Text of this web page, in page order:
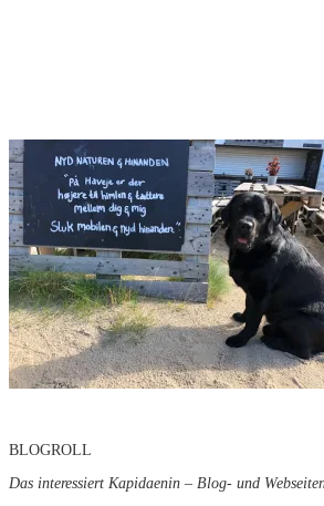
BLOGROLL
Das interessiert Kapidaenin – Blog- und